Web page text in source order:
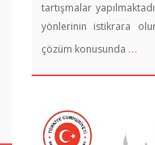
tartışmalar
yönlerinin istikrara
çözüm konusunda …